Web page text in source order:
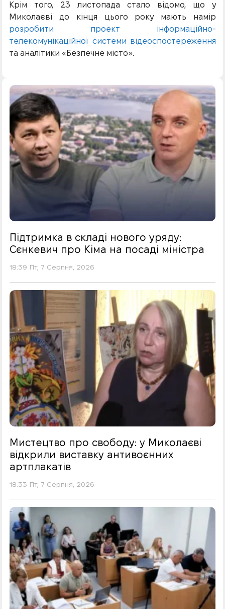
Крім того, 23 листопада стало відомо, що у
Миколаєві до кінця цього року мають намір
розробити проект інформаційно-
телекомунікаційної системи відеоспостереження
та аналітики «Безпечне місто».
Підтримка в складі нового уряду:
Сєнкевич про Кіма на посаді міністра
18:39 Пт, 7 Серпня, 2026
Мистецтво про свободу: у Миколаєві
відкрили виставку антивоєнних
артплакатів
18:33 Пт, 7 Серпня, 2026